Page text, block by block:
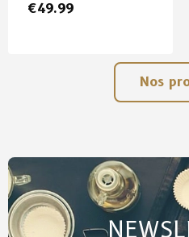
€49.99
Nos